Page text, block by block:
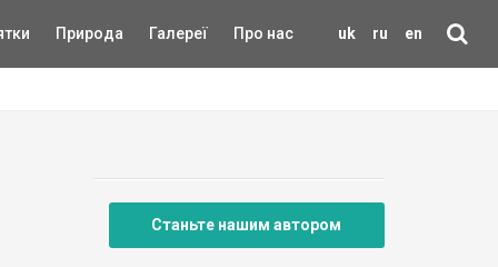
uk ru en
Природа Галереї Про нас
Станьте нашим автором